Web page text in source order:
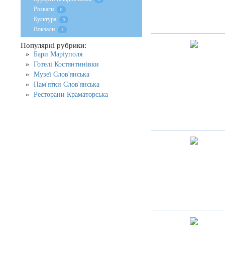
Розваги 0
Культура 0
Вокзали 1
Популярні рубрики:
Бари Маріуполя
Готелі Костянтинівки
Музеї Слов'янська
Пам'ятки Слов'янська
Ресторани Краматорська